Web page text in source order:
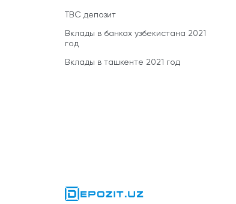
TBC депозит
Вклады в банках узбекистана 2021
год
Вклады в ташкенте 2021 год